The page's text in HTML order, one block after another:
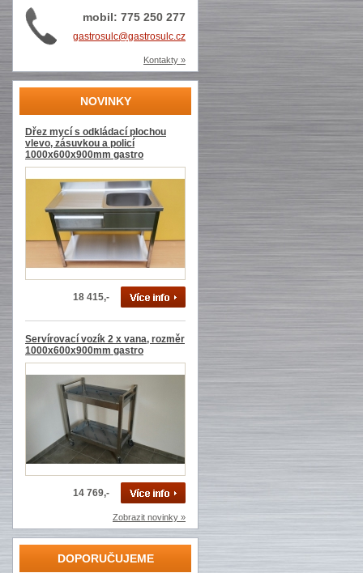
mobil: 775 250 277
gastrosulc@gastrosulc.cz
Kontakty »
NOVINKY
Dřez mycí s odkládací plochou
vlevo, zásuvkou a policí
1000x600x900mm gastro
18 415,-
Servírovací vozík 2 x vana, rozměr
1000x600x900mm gastro
14 769,-
Zobrazit novinky »
DOPORUČUJEME